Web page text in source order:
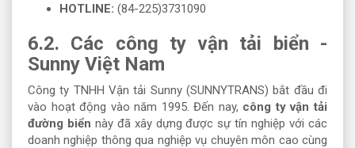
HOTLINE: (84-225)3731090
6.2. Các công ty vận tải biển -
Sunny Việt Nam
Công ty TNHH Vận tải Sunny (SUNNYTRANS) bắt đầu đi
vào hoạt động vào năm 1995. Đến nay, công ty vận tải
đường biển này đã xây dựng được sự tín nghiệp với các
doanh nghiệp thông qua nghiệp vụ chuyên môn cao cùng